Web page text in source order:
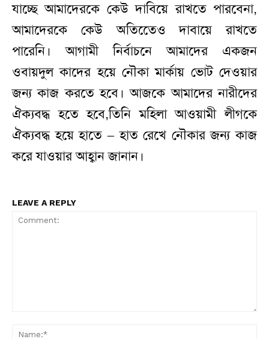
যাচ্ছে আমাদেরকে কেউ দাবিয়ে রাখতে পারবেনা,
আমাদেরকে কেউ অতিতেেও দাবায়ে রাখতে
পারেনি। আগামী নির্বাচনে আমাদের একজন
ওবায়দুল কাদের হয়ে নৌকা মার্কায় ভোট দেওয়ার
জন্য কাজ করতে হবে। আজকে আমাদের নারীদের
ঐক্যবদ্ধ হতে হবে,তিনি মহিলা আওয়ামী লীগকে
ঐক্যবদ্ধ হয়ে হাতে – হাত রেখে নৌকার জন্য কাজ
করে যাওয়ার আহ্বান জানান।
LEAVE A REPLY